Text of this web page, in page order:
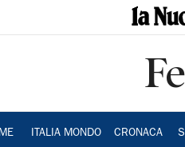
ITALIA MONDO CRONACA